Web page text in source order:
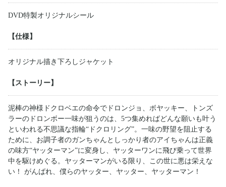
DVD特製オリジナルシール
【仕様】
オリジナル描き下ろしジャケット
【ストーリー】
泥棒の神様ドクロベエの命令でドロンジョ、ボヤッキー、トンズ
ラーのドロンボー一味が狙うのは、5つ集めればどんな願いも叶う
といわれる不思議な指輪“ドクロリング”。一味の野望を阻止する
ために、お調子者のガンちゃんとしっかり者のアイちゃんは正義
の味方“ヤッターマン”に変身し、ヤッターワンに飛び乗って世界
中を駆けめぐる。ヤッターマンがいる限り、この世に悪は栄えな
い！ がんばれ、僕らのヤッター、ヤッター、ヤッターマン！